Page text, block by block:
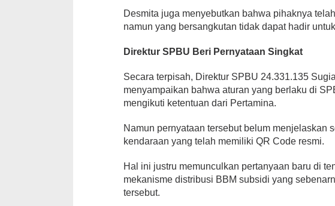
Desmita juga menyebutkan bahwa pihaknya
namun yang bersangkutan tidak dapat hadir
Direktur SPBU Beri Pernyataan Singkat
Secara terpisah, Direktur SPBU 24.331.135
menyampaikan bahwa aturan yang berlaku di
mengikuti ketentuan dari Pertamina.
Namun pernyataan tersebut belum menjelaskan
kendaraan yang telah memiliki QR Code resmi.
Hal ini justru memunculkan pertanyaan baru di
mekanisme distribusi BBM subsidi yang
tersebut.